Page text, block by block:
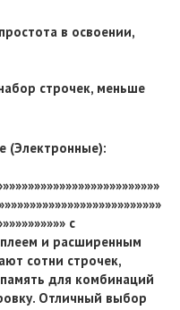
в освоении,
строчек, меньше
(Электронные):
с
и расширенным
сотни строчек,
для комбинаций
Отличный выбор